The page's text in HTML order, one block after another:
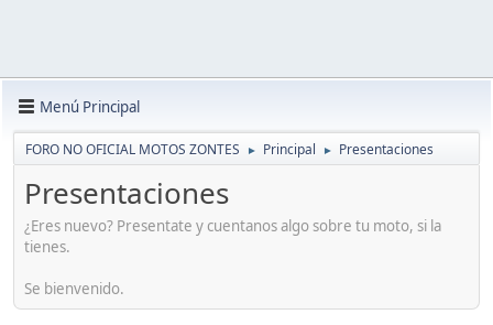
Menú Principal
FORO NO OFICIAL MOTOS ZONTES ► Principal ► Presentaciones
Presentaciones
¿Eres nuevo? Presentate y cuentanos algo sobre tu moto, si la
tienes.
Se bienvenido.